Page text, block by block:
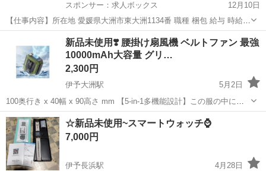
スポンサー：求人ボックス
12月10日
【仕事内容】所在地 愛媛県大洲市東大洲1134番 職種 梱包 給与 時給
1040円 給与詳細 時給1040円 研修期間なし <交通費> 交通費支給(別途
規定あり) 雇用形態 アルバイト・パート 仕事内容 引越前のお客様宅で
の衣類や...
アルバイト・パート
新品未使用❣️ 腰掛け扇風機 ベルトファン 最強
10000mAh大容量 グリ…
2,300円
伊予大洲駅
5月2日
100奥行き x 40幅 x 90高さ mm 【5-in-1多機能設計】この服の中に入
れる扇風機は、ベルトやズボンにクリップで固定できるだけでなく、
付属ストラップで首から下げることも可能。クリップスタンドを広げ
ればデスク上...
愛媛 大洲市 伊予大洲駅 農作業
☆新品未使用~スマートウォッチ⌚
7,000円
伊予長浜駅
4月28日